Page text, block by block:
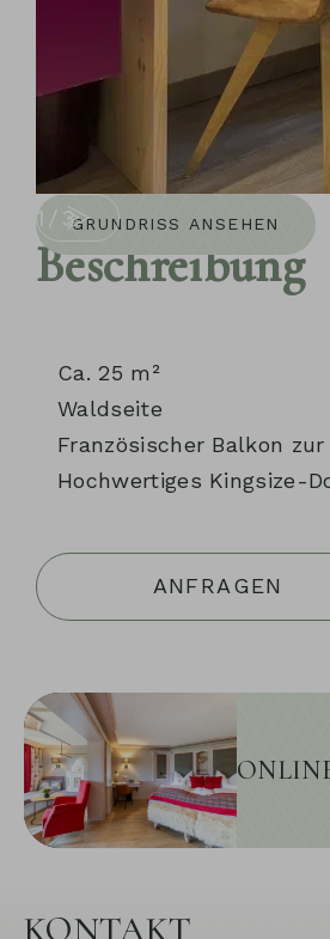
1 / 3GRUNDRISS ANSEHEN
Beschreibung
Ca. 25 m²
Waldseite
Französischer Balkon
Hochwertiges Kingsize-
ANFRAGEN